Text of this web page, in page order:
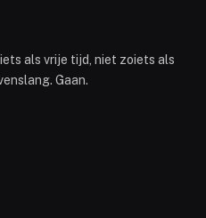
als vrije tijd, niet zoiets als
Gaan.